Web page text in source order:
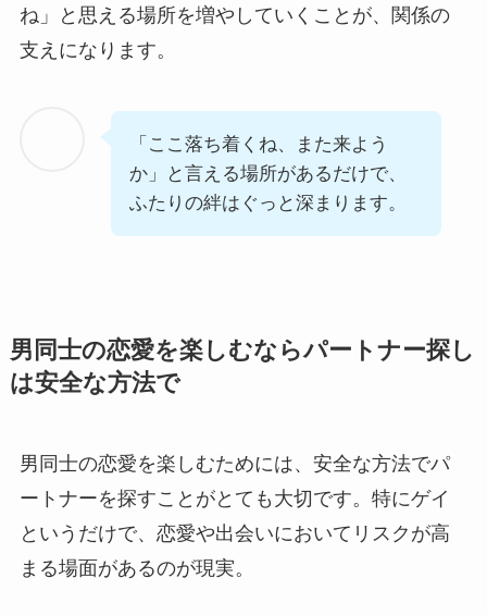
ね」と思える場所を増やしていくことが、関係の
支えになります。
「ここ落ち着くね、また来よう
か」と言える場所があるだけで、
ふたりの絆はぐっと深まります。
男同士の恋愛を楽しむならパートナー探し
は安全な方法で
男同士の恋愛を楽しむためには、安全な方法でパ
ートナーを探すことがとても大切です。特にゲイ
というだけで、恋愛や出会いにおいてリスクが高
まる場面があるのが現実。